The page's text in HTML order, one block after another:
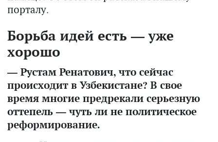
порталу.
Борьба идей есть — уже
хорошо
— Рустам Ренатович, что сейчас
происходит в Узбекистане? В свое
время многие предрекали серьезную
оттепель — чуть ли не политическое
реформирование.